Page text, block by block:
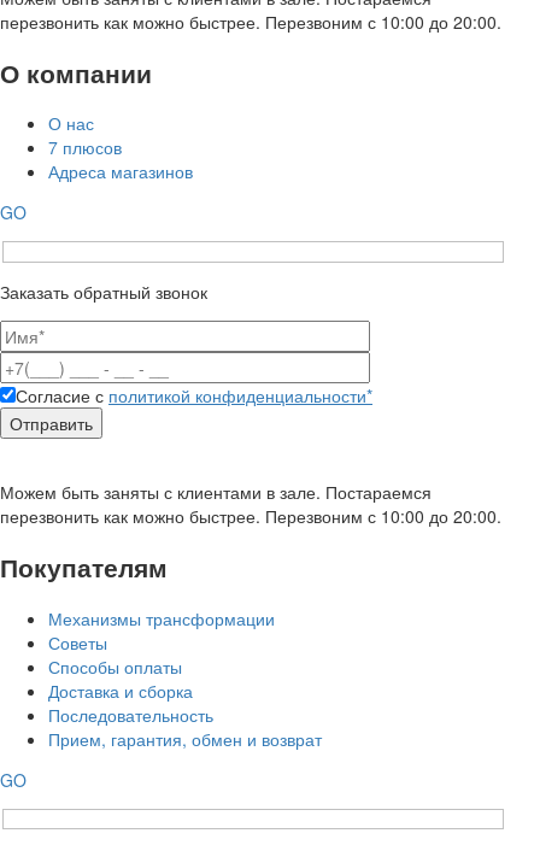
перезвонить как можно быстрее. Перезвоним с 10:00 до 20:00.
О компании
О нас
7 плюсов
Адреса магазинов
GO
Заказать обратный звонок
Согласие с политикой конфиденциальности*
Можем быть заняты с клиентами в зале. Постараемся
перезвонить как можно быстрее. Перезвоним с 10:00 до 20:00.
Покупателям
Механизмы трансформации
Советы
Способы оплаты
Доставка и сборка
Последовательность
Прием, гарантия, обмен и возврат
GO